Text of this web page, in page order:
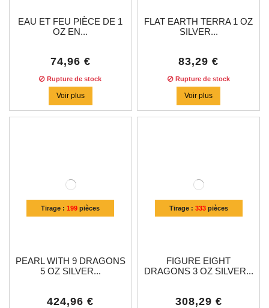
EAU ET FEU PIÈCE DE 1
OZ EN...
74,96 €
Rupture de stock
Voir plus
FLAT EARTH TERRA 1 OZ
SILVER...
83,29 €
Rupture de stock
Voir plus
Tirage :199 pièces
PEARL WITH 9 DRAGONS
5 OZ SILVER...
424,96 €
Tirage : 333pièces
FIGURE EIGHT
DRAGONS 3 OZ SILVER...
308,29 €